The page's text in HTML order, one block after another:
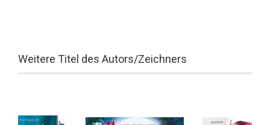
Weitere Titel des Autors/Zeichners